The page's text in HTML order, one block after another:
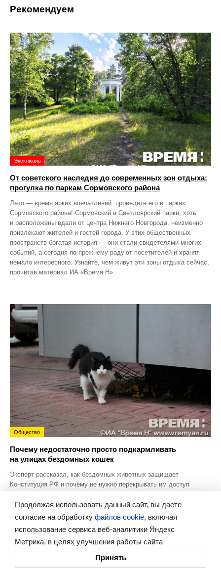
Рекомендуем
Эксклюзив
От советского наследия до современных зон отдыха:
прогулка по паркам Сормовского района
Лето — время ярких впечатлений: проведите его в парках
Сормовского района! Сормовский и Светлоярский парки, хоть
и расположены вдали от центра Нижнего Новгорода, неизменно
привлекают жителей и гостей города. У этих общественных
пространств богатая история — они стали свидетелями многих
событий, а сегодня по‑прежнему радуют посетителей и хранят
немало интересного. Узнайте, чем живут эти зоны отдыха сейчас,
прочитав материал ИА «Время Н».
Общество
Почему недостаточно просто подкармливать
на улицах бездомных кошек
Эксперт рассказал, как бездомных животных защищает
Конституция РФ и почему не нужно перекрывать им доступ
Продолжая использовать данный сайт, вы даете
согласие на обработку файлов cookie, включая
использование сервиса веб-аналитики Яндекс
Метрика, в целях улучшения работы сайта
Принять